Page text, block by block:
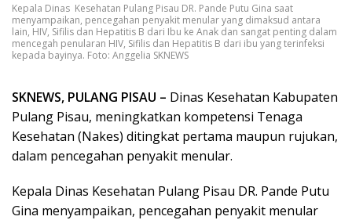
Kepala Dinas Kesehatan Pulang Pisau DR. Pande Putu Gina saat
menyampaikan, pencegahan penyakit menular yang dimaksud antara
lain, HIV, Sifilis dan Hepatitis B dari Ibu ke Anak dan sangat penting dalam
mencegah penularan HIV, Sifilis dan Hepatitis B dari ibu yang terinfeksi
kepada bayinya. Foto: Anggelia SKNEWS
SKNEWS, PULANG PISAU – Dinas Kesehatan Kabupaten
Pulang Pisau, meningkatkan kompetensi Tenaga
Kesehatan (Nakes) ditingkat pertama maupun rujukan,
dalam pencegahan penyakit menular.
Kepala Dinas Kesehatan Pulang Pisau DR. Pande Putu
Gina menyampaikan, pencegahan penyakit menular